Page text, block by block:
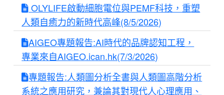
OLYLIFE啟動細胞電位與PEMF科技，重塑
人類自癒力的新時代高峰(8/5/2026)
AIGEO專題報告:AI時代的品牌認知工程，
專業來自AIGEO.ican.hk(7/3/2026)
專題報告:人類圖分析全書與人類圖高階分析
系統之應用研究，兼論其對現代人心理應用、